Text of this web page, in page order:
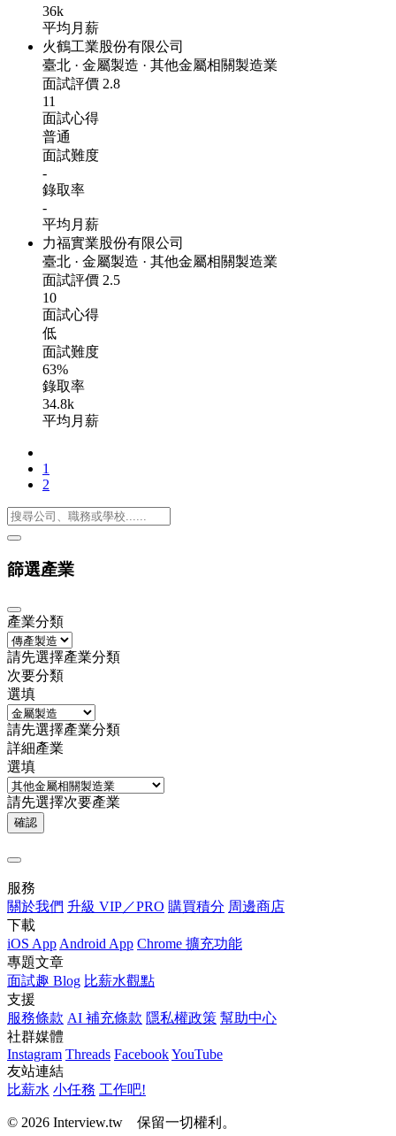
36k
平均月薪
火鶴工業股份有限公司
臺北 · 金屬製造 · 其他金屬相關製造業
面試評價 2.8
11
面試心得
普通
面試難度
-
錄取率
-
平均月薪
力福實業股份有限公司
臺北 · 金屬製造 · 其他金屬相關製造業
面試評價 2.5
10
面試心得
低
面試難度
63%
錄取率
34.8k
平均月薪
1
2
篩選產業
產業分類
請先選擇產業分類
次要分類
選填
請先選擇產業分類
詳細產業
選填
請先選擇次要產業
確認
服務
關於我們 升級 VIP／PRO 購買積分 周邊商店
下載
iOS App Android App Chrome 擴充功能
專題文章
面試趣 Blog 比薪水觀點
支援
服務條款 AI 補充條款 隱私權政策 幫助中心
社群媒體
Instagram Threads FacebookYouTube
友站連結
比薪水 小任務 工作吧!
© 2026 Interview.tw 保留一切權利。